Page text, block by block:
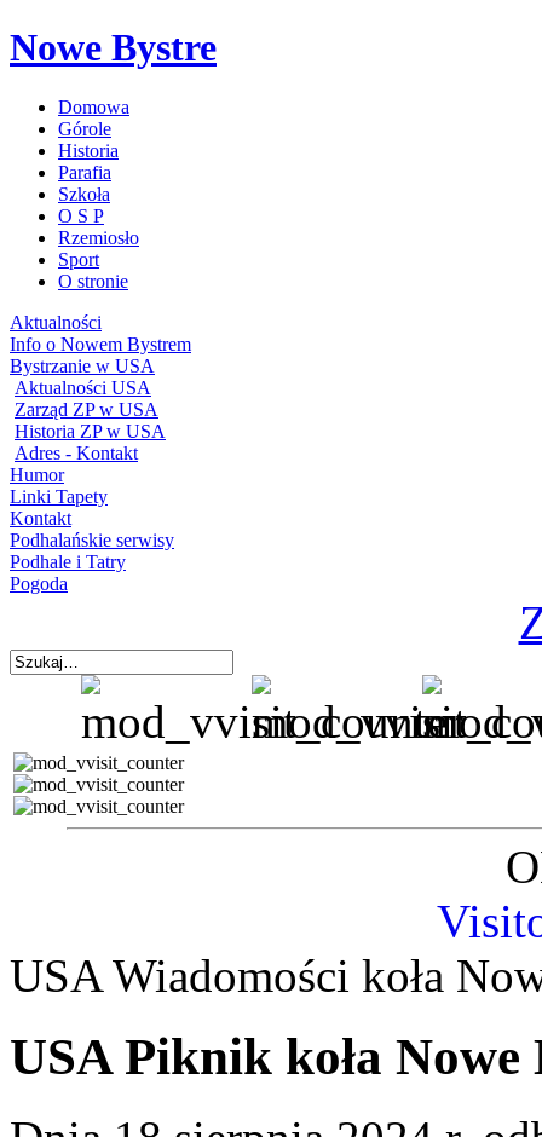
Nowe Bystre
Domowa
Górole
Historia
Parafia
Szkoła
O S P
Rzemiosło
Sport
O stronie
Aktualności
Info o Nowem Bystrem
Bystrzanie w USA
Aktualności USA
Zarząd ZP w USA
Historia ZP w USA
Adres - Kontakt
Humor
Linki Tapety
Kontakt
Podhalańskie serwisy
Podhale i Tatry
Pogoda
USA Wiadomości koła
USA Piknik koła Nowe